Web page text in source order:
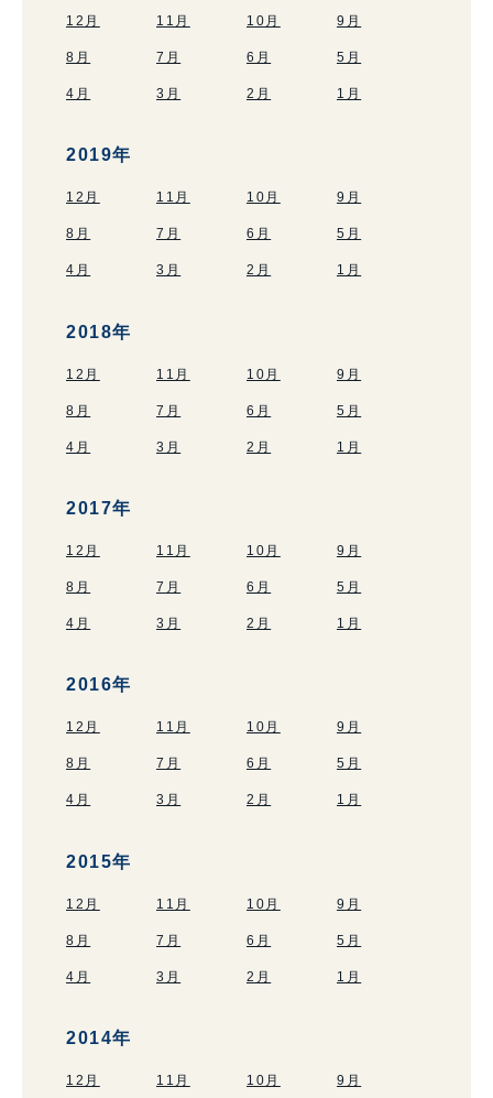
12月 11月 10月 9月
8月 7月 6月 5月
4月 3月 2月 1月
2019年
12月 11月 10月 9月
8月 7月 6月 5月
4月 3月 2月 1月
2018年
12月 11月 10月 9月
8月 7月 6月 5月
4月 3月 2月 1月
2017年
12月 11月 10月 9月
8月 7月 6月 5月
4月 3月 2月 1月
2016年
12月 11月 10月 9月
8月 7月 6月 5月
4月 3月 2月 1月
2015年
12月 11月 10月 9月
8月 7月 6月 5月
4月 3月 2月 1月
2014年
12月 11月 10月 9月